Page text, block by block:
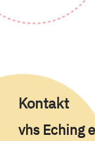
Kontakt
vhs Eching